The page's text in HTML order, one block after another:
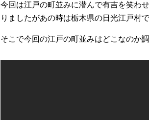
今回は江戸の町並みに潜んで有吉を笑わ
りましたがあの時は栃木県の日光江戸村
そこで今回の江戸の町並みはどこなのか